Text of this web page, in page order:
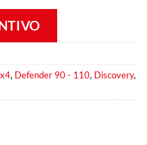
, Defender 90 - 110, Discovery,